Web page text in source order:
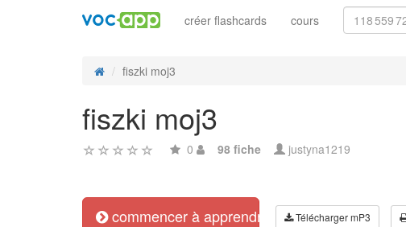
créer flashcards cours
fiszki moj3
fiszki moj3
0 98 fiche justyna1219
commencer à apprendre Télécharger mP3